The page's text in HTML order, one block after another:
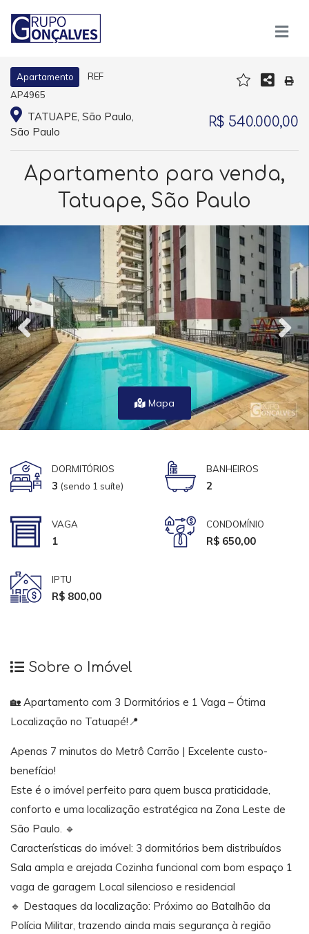
Apartamento
REF
AP4965
TATUAPE, São Paulo,
São Paulo
R$ 540.000,00
Apartamento para venda,
Tatuape, São Paulo
Mapa
DORMITÓRIOS
3 (sendo 1 suíte)
BANHEIROS
2
VAGA
1
CONDOMÍNIO
R$ 650,00
IPTU
R$ 800,00
Sobre o Imóvel
🏡 Apartamento com 3 Dormitórios e 1 Vaga – Ótima
Localização no Tatuapé!📍
Apenas 7 minutos do Metrô Carrão | Excelente custo-
benefício!
Este é o imóvel perfeito para quem busca praticidade,
conforto e uma localização estratégica na Zona Leste de
São Paulo. 🔹
Características do imóvel: 3 dormitórios bem distribuídos
Sala ampla e arejada Cozinha funcional com bom espaço 1
vaga de garagem Local silencioso e residencial
🔹 Destaques da localização: Próximo ao Batalhão da
Polícia Militar, trazendo ainda mais segurança à região